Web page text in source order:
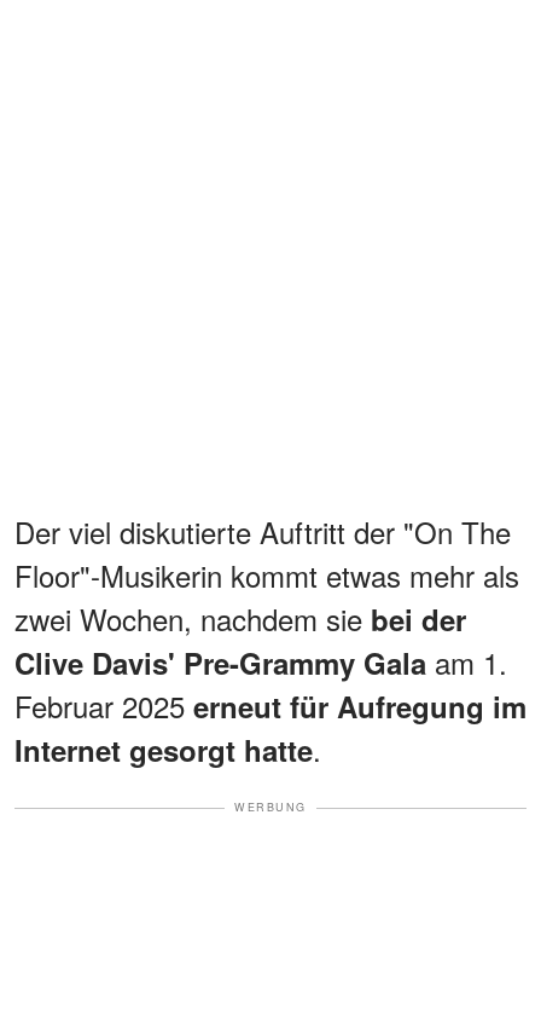
Der viel diskutierte Auftritt der "On The
Floor"-Musikerin kommt etwas mehr als
zwei Wochen, nachdem sie bei der
Clive Davis' Pre-Grammy Gala am 1.
Februar 2025 erneut für Aufregung im
Internet gesorgt hatte.
WERBUNG